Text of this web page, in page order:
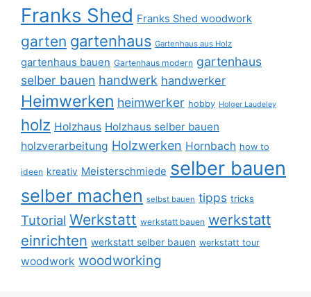
Franks Shed Franks Shed woodwork
garten gartenhaus Gartenhaus aus Holz
gartenhaus bauen Gartenhaus modern gartenhaus
selber bauen handwerk handwerker
Heimwerken heimwerker hobby Holger Laudeley
holz Holzhaus Holzhaus selber bauen
holzverarbeitung Holzwerken Hornbach how to
ideen kreativ Meisterschmiede selber bauen
selber machen selbst bauen tipps tricks
Tutorial Werkstatt werkstatt bauen werkstatt
einrichten werkstatt selber bauen werkstatt tour
woodwork woodworking